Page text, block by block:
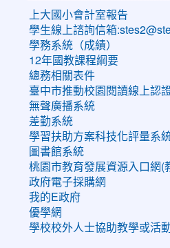
上大國小會計室報告
學生線上諮詢信箱
學務系統（成績）
12年國教課程綱要
總務相關表件
臺中市推動校園閱讀線上認
無聲廣播系統
差勤系統
學習扶助方案科技化評量系
圖書館系統
桃園市教育發展資源入口網(
政府電子採購網
我的E政府
優學網
學校校外人士協助教學或活